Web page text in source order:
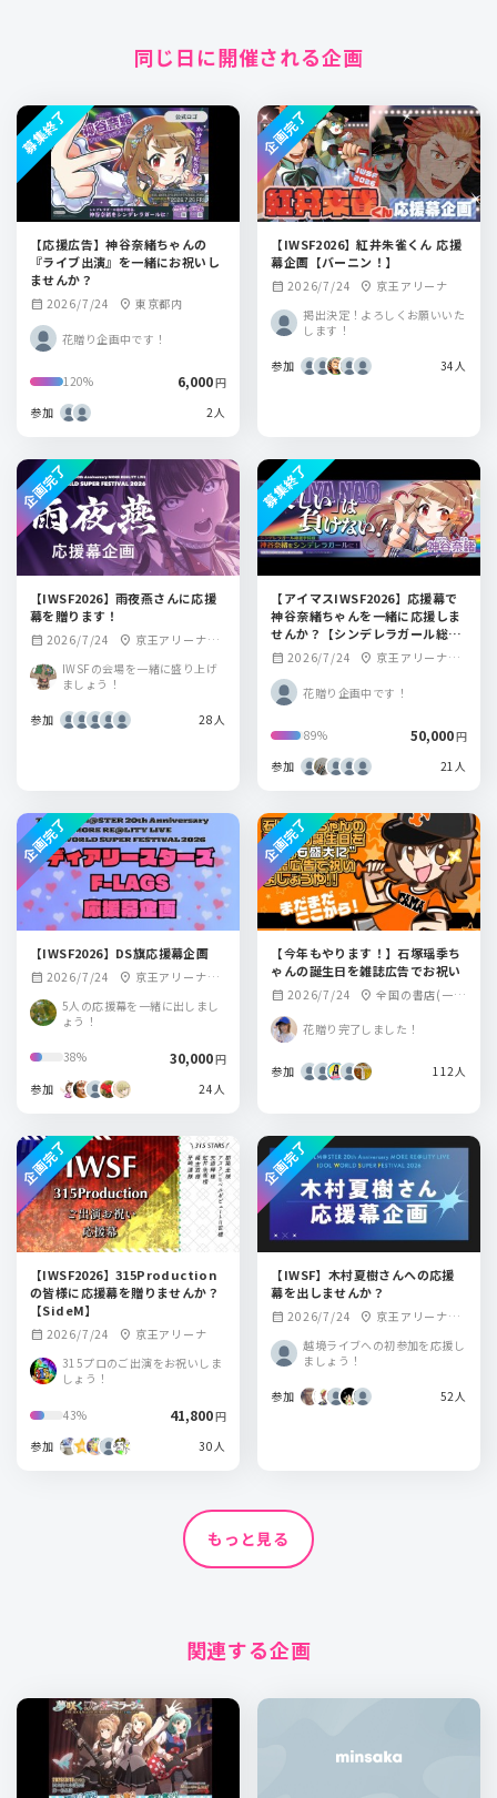
同じ日に開催される企画
【応援広告】神谷奈緒ちゃんの
『ライブ出演』を一緒にお祝いし
ませんか？
calendar_month 2026/7/24 location_on 東京都内
花贈り企画中です！
120% 6,000円
参加
2人
募集終了
【IWSF2026】紅井朱雀くん 応援
幕企画【バーニン！】
calendar_month 2026/7/24 location_on 京王アリーナ
掲出決定！よろしくお願いいた
します！
参加 34人
企画完了
【IWSF2026】雨夜燕さんに応援
幕を贈ります！
calendar_month 2026/7/24 location_on 京王アリーナTO
IWSFの会場を一緒に盛り上げ
ましょう！
参加 28人
企画完了
【アイマスIWSF2026】応援幕で
神谷奈緒ちゃんを一緒に応援しま
せんか？【シンデレラガール総選
挙】
calendar_month 2026/7/24 location_on 京王アリーナTO
花贈り企画中です！
89% 50,000円
参加
21人
募集終了
【IWSF2026】DS旗応援幕企画
calendar_month 2026/7/24 location_on 京王アリーナTO
5人の応援幕を一緒に出しまし
ょう！
38% 30,000円
参加
24人
企画完了
【今年もやります！】石塚瑶季ち
ゃんの誕生日を雑誌広告でお祝い
calendar_month 2026/7/24 location_on 全国の書店(一ヶ
花贈り完了しました！
参加 112人
企画完了
【IWSF2026】315Production
の皆様に応援幕を贈りませんか？
【SideM】
calendar_month 2026/7/24 location_on 京王アリーナ
315プロのご出演をお祝いしま
しょう！
43% 41,800円
参加
30人
企画完了
【IWSF】木村夏樹さんへの応援
幕を出しませんか？
calendar_month 2026/7/24 location_on 京王アリーナTO
越境ライブへの初参加を応援し
ましょう！
参加 52人
企画完了
もっと見る
関連する企画